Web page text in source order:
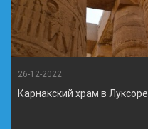
26-12-2022
Карнакский храм в Луксоре